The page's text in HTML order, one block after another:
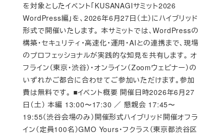
を対象としたイベント「KUSANAGIサミット2026
WordPress編」を、2026年6月27日（土）にハイブリッド
形式で開催いたします。 本サミットでは、WordPressの
構築・セキュリティ・高速化・運用・AIとの連携まで、現場
のプロフェッショナルが実践的な知見を共有します。 オ
フライン（東京・渋谷）・オンライン（Zoomウェビナー）の
いずれかご都合に合わせてご参加いただけます。参加
費は無料です。 ■イベント概要 開催日時2026年6月27
日（土） 本編 13:00〜17:30 ／ 懇親会 17:45〜
19:55（渋谷会場のみ）開催形式ハイブリッド開催オフラ
イン（定員100名）GMO Yours・フクラス（東京都渋谷区